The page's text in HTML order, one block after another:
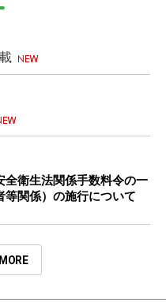
全衛生法関係手数料令の一
等関係）の施行について